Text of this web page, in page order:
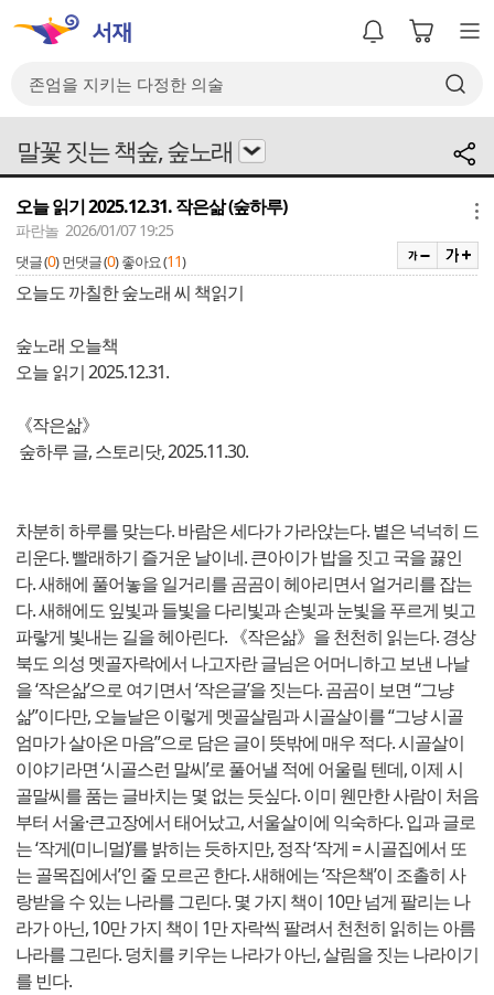
말꽃 짓는 책숲, 숲노래
오늘 읽기 2025.12.31. 작은삶 (숲하루)
파란놀 2026/01/07 19:25
댓글 (0) 먼댓글 (0) 좋아요 (11)
오늘도 까칠한 숲노래 씨 책읽기
숲노래 오늘책
오늘 읽기 2025.12.31.
《작은삶》
숲하루 글, 스토리닷, 2025.11.30.
차분히 하루를 맞는다. 바람은 세다가 가라앉는다. 볕은 넉넉히 드
리운다. 빨래하기 즐거운 날이네. 큰아이가 밥을 짓고 국을 끓인
다. 새해에 풀어놓을 일거리를 곰곰이 헤아리면서 얼거리를 잡는
다. 새해에도 잎빛과 들빛을 다리빛과 손빛과 눈빛을 푸르게 빚고
파랗게 빛내는 길을 헤아린다. 《작은삶》을 천천히 읽는다. 경상
북도 의성 멧골자락에서 나고자란 글님은 어머니하고 보낸 나날
을 ‘작은삶’으로 여기면서 ‘작은글’을 짓는다. 곰곰이 보면 “그냥
삶”이다만, 오늘날은 이렇게 멧골살림과 시골살이를 “그냥 시골
엄마가 살아온 마음”으로 담은 글이 뜻밖에 매우 적다. 시골살이
이야기라면 ‘시골스런 말씨’로 풀어낼 적에 어울릴 텐데, 이제 시
골말씨를 품는 글바치는 몇 없는 듯싶다. 이미 웬만한 사람이 처음
부터 서울·큰고장에서 태어났고, 서울살이에 익숙하다. 입과 글로
는 ‘작게(미니멀)’를 밝히는 듯하지만, 정작 ‘작게 = 시골집에서 또
는 골목집에서’인 줄 모르곤 한다. 새해에는 ‘작은책’이 조촐히 사
랑받을 수 있는 나라를 그린다. 몇 가지 책이 10만 넘게 팔리는 나
라가 아닌, 10만 가지 책이 1만 자락씩 팔려서 천천히 읽히는 아름
나라를 그린다. 덩치를 키우는 나라가 아닌, 살림을 짓는 나라이기
를 빈다.